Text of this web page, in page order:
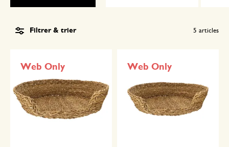
Filtrer & trier 5 articles
Web Only Web Only